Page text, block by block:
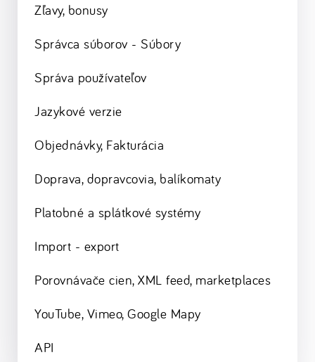
Zľavy, bonusy
Správca súborov - Súbory
Správa používateľov
Jazykové verzie
Objednávky, Fakturácia
Doprava, dopravcovia, balíkomaty
Platobné a splátkové systémy
Import - export
Porovnávače cien, XML feed, marketplaces
YouTube, Vimeo, Google Mapy
API